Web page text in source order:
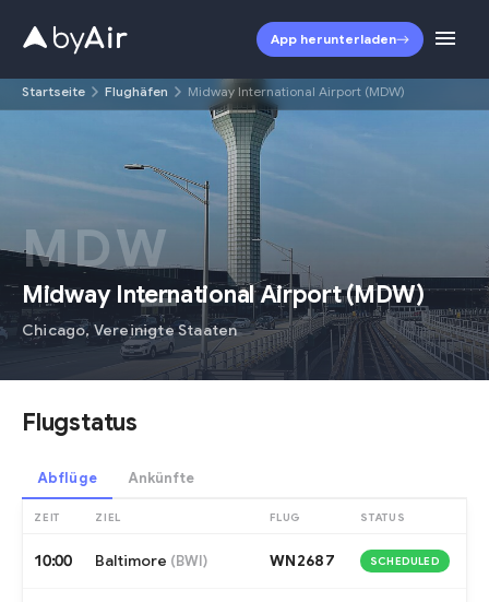
App herunterladen
Startseite Flughäfen Midway International Airport (MDW)
MDW
Midway International Airport(MDW)
Chicago,Vereinigte Staaten
Flugstatus
Abflüge Ankünfte
ZEIT ZIEL FLUG STATUS
10:00 Baltimore (BWI) WN2687 SCHEDULED